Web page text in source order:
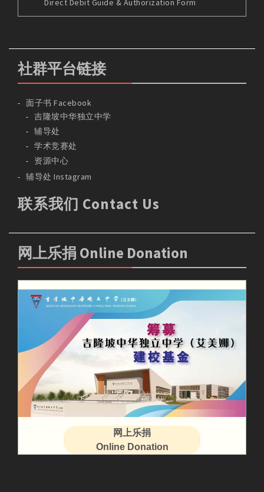
社群平台链接
面子书 Facebook
吉隆坡中华独立中学
辅导处
学术竞赛处
资源中心
辅导处 Instagram
联系我们 Contact Us
网上乐捐 Online Donation
网上乐捐
Online Donation